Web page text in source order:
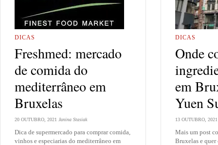
DICAS
Freshmed: mercado
de comida do
mediterrâneo em
Bruxelas
20 OUTUBRO, 2021 Janina Stasiak
Dica de supermercado para comprar comida,
vinhos e especiarias do mediterrâneo em
DICAS
Onde
em
Yuen
13 OUTUBRO, 2021
Mais um post
Bruxelas e